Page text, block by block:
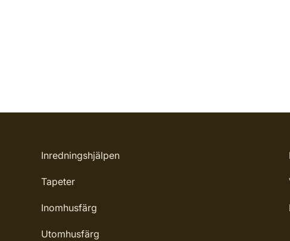
Inredningshjälpen
Tapeter
Inomhusfärg
Utomhusfärg